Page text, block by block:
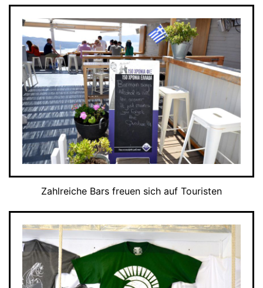
Zahlreiche Bars freuen sich auf Touristen